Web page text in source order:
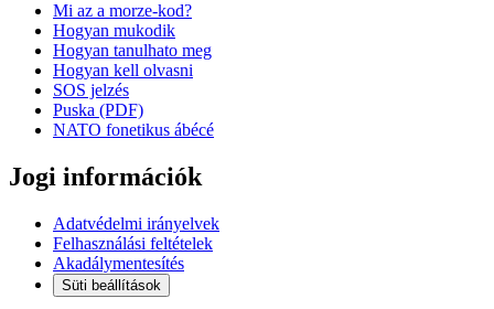
Mi az a morze-kod?
Hogyan mukodik
Hogyan tanulhato meg
Hogyan kell olvasni
SOS jelzés
Puska (PDF)
NATO fonetikus ábécé
Jogi információk
Adatvédelmi irányelvek
Felhasználási feltételek
Akadálymentesítés
Süti beállítások